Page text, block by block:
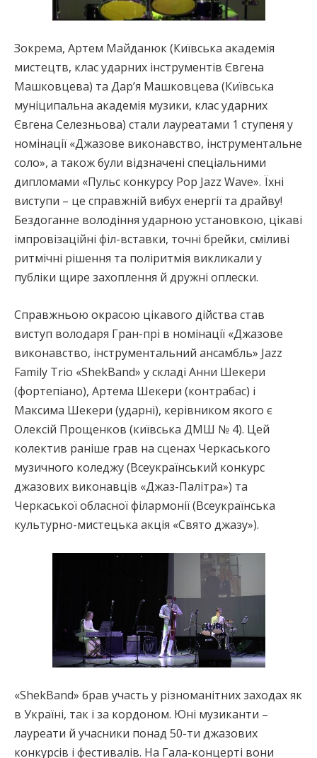
Зокрема, Артем Майданюк (Київська академія
мистецтв, клас ударних інструментів Євгена
Машковцева) та Дар’я Машковцева (Київська
муніципальна академія музики, клас ударних
Євгена Селезньова) стали лауреатами 1 ступеня у
номінації «Джазове виконавство, інструментальне
соло», а також були відзначені спеціальними
дипломами «Пульс конкурсу Pop Jazz Wave». Їхні
виступи – це справжній вибух енергії та драйву!
Бездоганне володіння ударною установкою, цікаві
імпровізаційні філ-вставки, точні брейки, сміливі
ритмічні рішення та поліритмія викликали у
публіки щире захоплення й дружні оплески.
Справжньою окрасою цікавого дійства став
виступ володаря Гран-прі в номінації «Джазове
виконавство, інструментальний ансамбль» Jazz
Family Trio «ShekBand» у складі Анни Шекери
(фортепіано), Артема Шекери (контрабас) і
Максима Шекери (ударні), керівником якого є
Олексій Прощенков (київська ДМШ № 4). Цей
колектив раніше грав на сценах Черкаського
музичного коледжу (Всеукраїнський конкурс
джазових виконавців «Джаз-Палітра») та
Черкаської обласної філармонії (Всеукраїнська
культурно-мистецька акція «Свято джазу»).
«ShekBand» брав участь у різноманітних заходах як
в Україні, так і за кордоном. Юні музиканти –
лауреати й учасники понад 50-ти джазових
конкурсів і фестивалів. На Гала-концерті вони